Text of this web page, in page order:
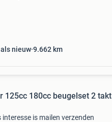
nieuw 9.662 km
125cc 180cc beugelset 2 takt
is mailen verzenden